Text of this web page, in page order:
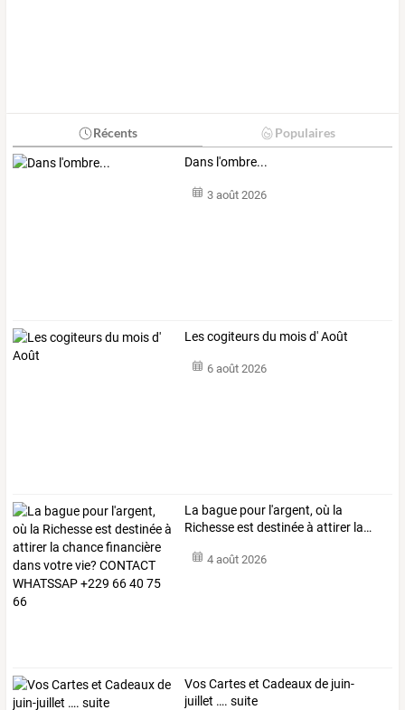
Récents Populaires
Dans l'ombre...
3 août 2026
Les cogiteurs du mois d' Août
6 août 2026
La bague pour l'argent, où la
Richesseest destinéeà attirer la…
4 août 2026
Vos Cartes et Cadeaux de juin-
juillet …. suite